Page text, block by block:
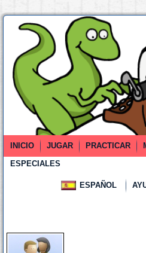
INICIO JUGAR PRACTICAR
ESPECIALES
ESPAÑOL